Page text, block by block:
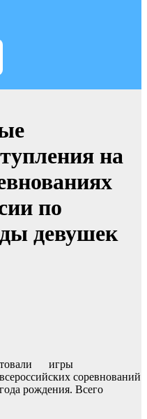
на
по
девушек
игры
соревнований
рождения. Всего